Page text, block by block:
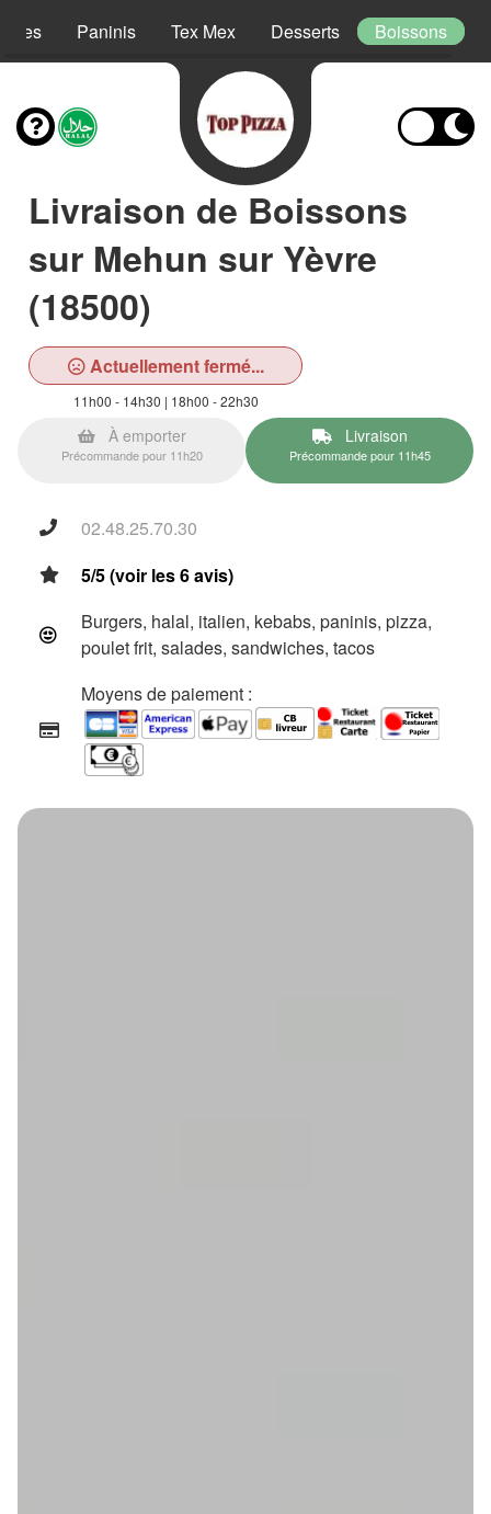
Paninis Tex Mex Desserts Boissons
Livraison de Boissons
sur Mehun sur Yèvre
(18500)
Actuellement fermé...
11h00 - 14h30 | 18h00 - 22h30
À emporter
Précommande pour 11h20
Livraison
Précommande pour 11h45
02.48.25.70.30
5/5 (voir les 6 avis)
Burgers, halal, italien, kebabs, paninis, pizza,
poulet frit, salades, sandwiches, tacos
Moyens de paiement :